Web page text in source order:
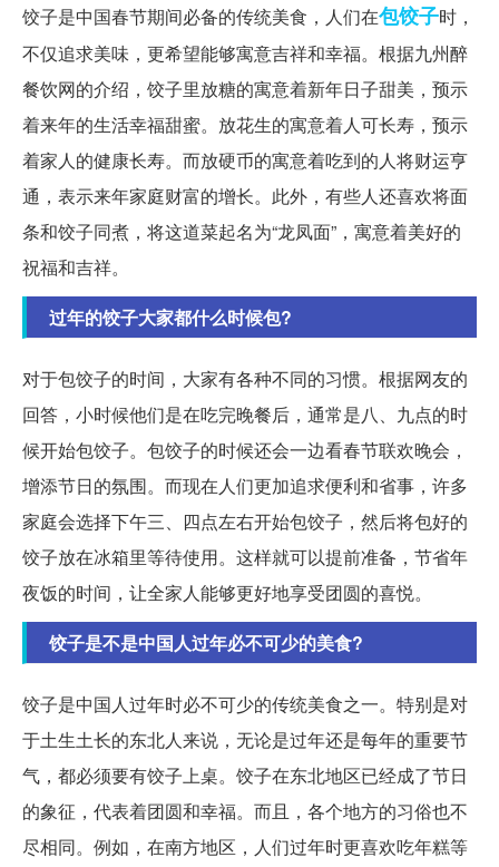
饺子是中国春节期间必备的传统美食，人们在包饺子时，
不仅追求美味，更希望能够寓意吉祥和幸福。根据九州醉
餐饮网的介绍，饺子里放糖的寓意着新年日子甜美，预示
着来年的生活幸福甜蜜。放花生的寓意着人可长寿，预示
着家人的健康长寿。而放硬币的寓意着吃到的人将财运亨
通，表示来年家庭财富的增长。此外，有些人还喜欢将面
条和饺子同煮，将这道菜起名为“龙凤面”，寓意着美好的
祝福和吉祥。
过年的饺子大家都什么时候包?
对于包饺子的时间，大家有各种不同的习惯。根据网友的
回答，小时候他们是在吃完晚餐后，通常是八、九点的时
候开始包饺子。包饺子的时候还会一边看春节联欢晚会，
增添节日的氛围。而现在人们更加追求便利和省事，许多
家庭会选择下午三、四点左右开始包饺子，然后将包好的
饺子放在冰箱里等待使用。这样就可以提前准备，节省年
夜饭的时间，让全家人能够更好地享受团圆的喜悦。
饺子是不是中国人过年必不可少的美食?
饺子是中国人过年时必不可少的传统美食之一。特别是对
于土生土长的东北人来说，无论是过年还是每年的重要节
气，都必须要有饺子上桌。饺子在东北地区已经成了节日
的象征，代表着团圆和幸福。而且，各个地方的习俗也不
尽相同。例如，在南方地区，人们过年时更喜欢吃年糕等